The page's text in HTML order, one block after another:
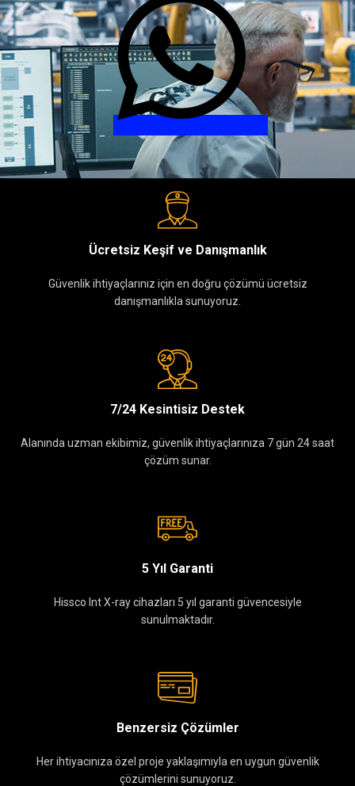
Ücretsiz Keşif ve Danışmanlık
Güvenlik ihtiyaçlarınız için en doğru çözümü ücretsiz
danışmanlıkla sunuyoruz.
7/24 Kesintisiz Destek
Alanında uzman ekibimiz, güvenlik ihtiyaçlarınıza 7 gün 24 saat
çözüm sunar.
5 Yıl Garanti
Hissco Int X-ray cihazları 5 yıl garanti güvencesiyle
sunulmaktadır.
Benzersiz Çözümler
Her ihtiyacınıza özel proje yaklaşımıyla en uygun güvenlik
çözümlerini sunuyoruz.